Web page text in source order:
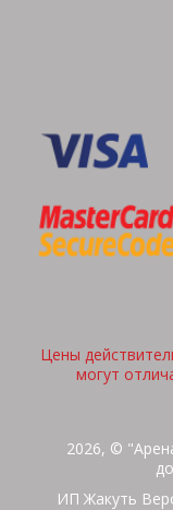
Цены
могут
2026, ©
ИП Жакуть